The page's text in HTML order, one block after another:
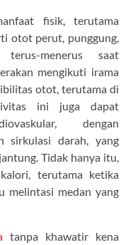
fisik, terutama
otot perut, punggung,
menerus saat
mengikuti irama
otot, terutama di
ini juga dapat
dengan
sirkulasi darah, yang
Tidak hanya itu,
terutama ketika
melintasi medan yang
tanpa khawatir kena